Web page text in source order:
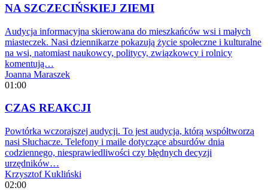
NA SZCZECIŃSKIEJ ZIEMI
Audycja informacyjna skierowana do mieszkańców wsi i małych
miasteczek. Nasi dziennikarze pokazują życie społeczne i kulturalne
na wsi, natomiast naukowcy, politycy, związkowcy i rolnicy
komentują…
Joanna Maraszek
01:00
CZAS REAKCJI
Powtórka wczorajszej audycji. To jest audycja, którą współtworzą
nasi Słuchacze. Telefony i maile dotyczące absurdów dnia
codziennego, niesprawiedliwości czy błędnych decyzji
urzędników…
Krzysztof Kukliński
02:00